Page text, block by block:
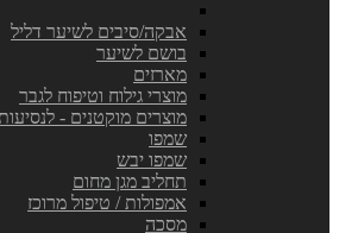
אבקה/סיבים לשיער דליל
בושם לשיער
מארזים
מוצרי גילוח וטיפוח לגבר
מוצרים מוקטנים - לנסיעות
שמפו
שמפו יבש
תחליב מגן מחום
אמפולות / טיפול מרוכז
מסכה